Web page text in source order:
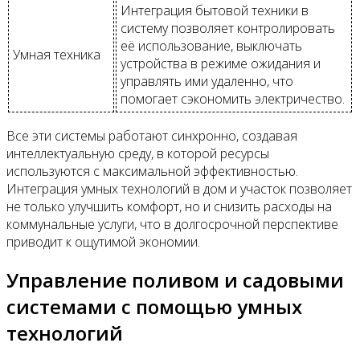
Умная техника
Интеграция бытовой техники в
систему позволяет контролировать
её использование, выключать
устройства в режиме ожидания и
управлять ими удаленно, что
помогает сэкономить электричество.
Все эти системы работают синхронно, создавая
интеллектуальную среду, в которой ресурсы
используются с максимальной эффективностью.
Интеграция умных технологий в дом и участок позволяет
не только улучшить комфорт, но и снизить расходы на
коммунальные услуги, что в долгосрочной перспективе
приводит к ощутимой экономии.
Управление поливом и садовыми
системами с помощью умных
технологий